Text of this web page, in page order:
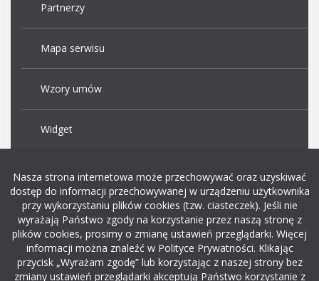
Partnerzy
Mapa serwisu
Wzory umów
Widget
Dodaj ogłoszenie o pracę
rekrutacja w it
Nasza strona internetowa może przechowywać oraz uzyskiwać
dostęp do informacji przechowywanej w urządzeniu użytkownika
przy wykorzystaniu plików cookies (tzw. ciasteczek). Jeśli nie
wyrażają Państwo zgody na korzystanie przez naszą stronę z
plików cookies, prosimy o zmianę ustawień przeglądarki. Więcej
informacji można znaleźć w Polityce Prywatności. Klikając
przycisk „Wyrażam zgodę” lub korzystając z naszej strony bez
zmiany ustawień przeglądarki akceptują Państwo korzystanie z